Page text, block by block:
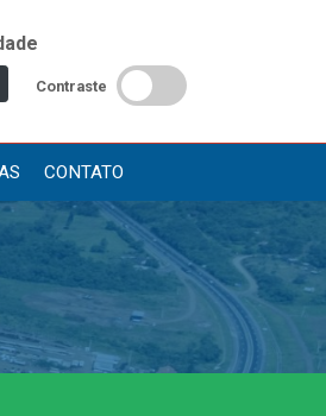
Contraste
CONTATO
Oficial (Novo)
Oficial (Até 30/04)